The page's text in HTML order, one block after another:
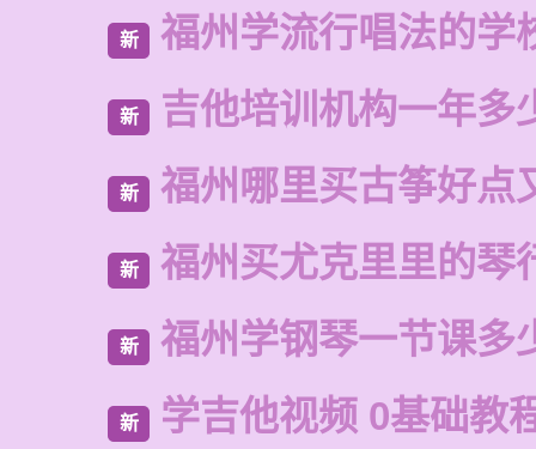
新 福州学流行唱法的学
新 吉他培训机构一年多
新 福州哪里买古筝好点
新 福州买尤克里里的琴
新 福州学钢琴一节课多
新 学吉他视频 0基础教